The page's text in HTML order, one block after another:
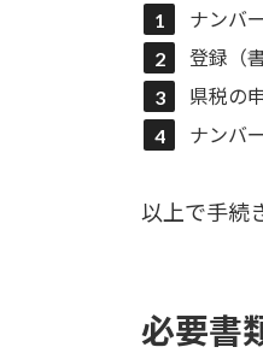
ナンバ
登録（
県税の
ナンバ
以上で手続
必要書